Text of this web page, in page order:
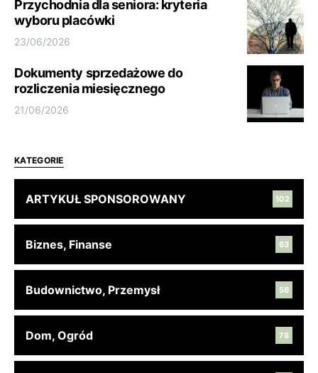
Przychodnia dla seniora: kryteria
wyboru placówki
23/06/2026
Dokumenty sprzedażowe do
rozliczenia miesięcznego
21/06/2026
KATEGORIE
ARTYKUŁ SPONSOROWANY 102
Biznes, Finanse 63
Budownictwo, Przemysł 58
Dom, Ogród 78